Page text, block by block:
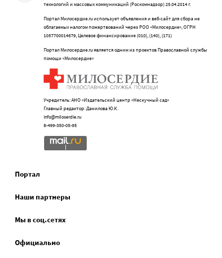
технологий и массовых коммуникаций (Роскомнадзор) 25.04.2014 г.
Портал Милосердие.ru использует объявления и веб-сайт для сбора не
облагаемых налогом пожертвований через РОО «Милосердие», ОГРН
1057700014679, Целевое финансирование (010), (140), (171)
Портал Милосердие.ru является одним из проектов Православной службы
помощи «Милосердие»
Учредитель: АНО «Издательский центр «Нескучный сад»
Главный редактор: Данилова Ю.К.
info@miloserdie.ru
8-499-350-05-95
Портал
Наши партнеры
Мы в соц.сетях
Официально